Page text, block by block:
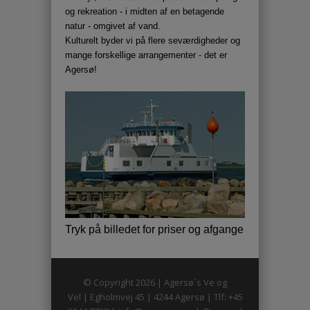
og rekreation - i midten af en betagende
natur - omgivet af vand.
Kulturelt byder vi på flere seværdigheder og
mange forskellige arrangementer - det er
Agersø!
Tryk på billedet for priser og afgange
© Copyright 2026 | Agersø´s Ve og
Vel | Egholmvej 45 | 4244 Agersø | Tlf: +45